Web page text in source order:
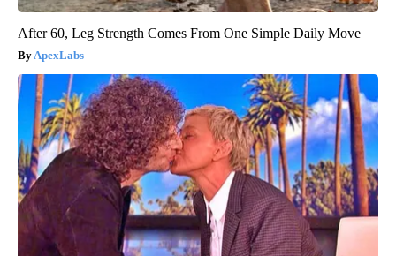
After 60, Leg Strength Comes From One Simple Daily Move
ApexLabs